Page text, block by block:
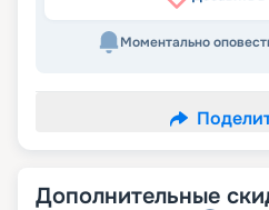
Моментально
Дополнительные